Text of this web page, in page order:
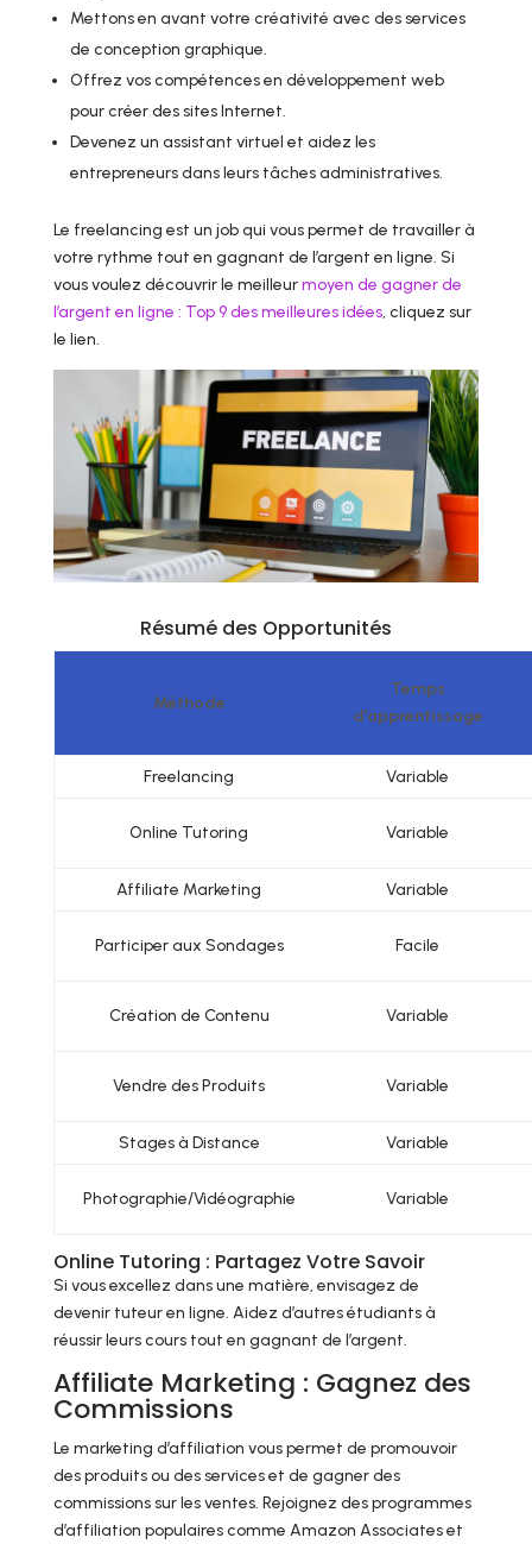
Mettons en avant votre créativité avec des services
de conception graphique.
Offrez vos compétences en développement web
pour créer des sites Internet.
Devenez un assistant virtuel et aidez les
entrepreneurs dans leurs tâches administratives.
Le freelancing est un job qui vous permet de travailler à
votre rythme tout en gagnant de l’argent en ligne. Si
vous voulez découvrir le meilleurmoyen de gagner de
l’argent en ligne : Top 9 des meilleures idées, cliquez sur
le lien.
Résumé des Opportunités
Méthode
Temps
d’apprentissage
Freelancing Variable
Online Tutoring Variable
Affiliate Marketing Variable
Participer aux Sondages Facile
Création de Contenu Variable
Vendre des Produits Variable
Stages à Distance Variable
Photographie/Vidéographie Variable
Online Tutoring : Partagez Votre Savoir
Si vous excellez dans une matière, envisagez de
devenir tuteur en ligne. Aidez d’autres étudiants à
réussir leurs cours tout en gagnant de l’argent.
Affiliate Marketing : Gagnez des
Commissions
Le marketing d’affiliation vous permet de promouvoir
des produits ou des services et de gagner des
commissions sur les ventes. Rejoignez des programmes
d’affiliation populaires comme Amazon Associates et